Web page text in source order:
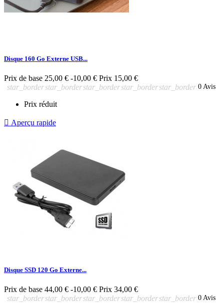
Disque 160 Go Externe USB...
Prix de base 25,00 € -10,00 € Prix 15,00 €
star_borderstar_borderstar_borderstar_borderstar_border 0 Avis
Prix réduit
 Aperçu rapide
Disque SSD 120 Go Externe...
Prix de base 44,00 € -10,00 € Prix 34,00 €
star_borderstar_borderstar_borderstar_borderstar_border 0 Avis